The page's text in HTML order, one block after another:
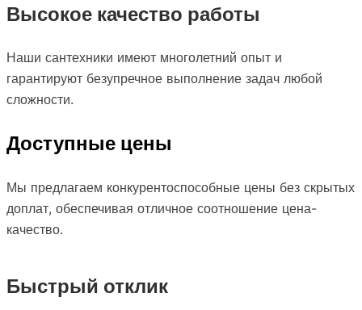
Высокое качество работы
Наши сантехники имеют многолетний опыт и
гарантируют безупречное выполнение задач любой
сложности.
Доступные цены
Мы предлагаем конкурентоспособные цены без скрытых
доплат, обеспечивая отличное соотношение цена-
качество.
Быстрый отклик